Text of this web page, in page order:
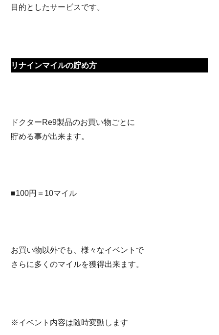
目的としたサービスです。
リナインマイルの貯め方
ドクターRe9製品のお買い物ごとに
貯める事が出来ます。
■100円＝10マイル
お買い物以外でも、様々なイベントで
さらに多くのマイルを獲得出来ます。
※イベント内容は随時変動します